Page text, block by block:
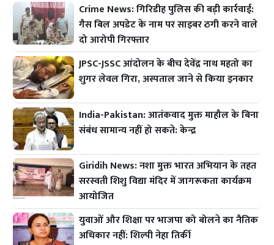
Crime News: गिरिडीह पुलिस की बड़ी कार्रवाई:
गैस बिल अपडेट के नाम पर साइबर ठगी करने वाले
दो आरोपी गिरफ्तार
JPSC-JSSC आंदोलन के बीच देवेंद्र नाथ महतो का
शुगर लेवल गिरा, अस्पताल जाने से किया इनकार
India-Pakistan: आतंकवाद मुक्त माहौल के बिना
संबंध सामान्य नहीं हो सकते: केन्द्र
Giridih News: नशा मुक्त भारत अभियान के तहत
सरस्वती शिशु विद्या मंदिर में जागरूकता कार्यक्रम
आयोजित
युवाओं और शिक्षा पर भाजपा को बोलने का नैतिक
अधिकार नहीं: शिल्पी नेहा तिर्की